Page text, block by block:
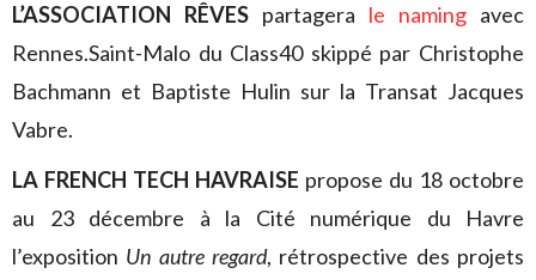
L’ASSOCIATION RÊVES partagera le naming avec
Rennes.Saint-Malo du Class40 skippé par Christophe
Bachmann et Baptiste Hulin sur la Transat Jacques
Vabre.
LA FRENCH TECH HAVRAISE propose du 18 octobre
au 23 décembre à la Cité numérique du Havre
l’exposition Un autre regard, rétrospective des projets